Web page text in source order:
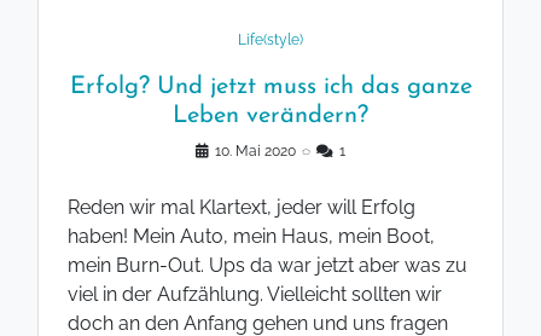
Life(style)
Erfolg? Und jetzt muss ich das ganze
Leben verändern?
10. Mai 2020 ◌ 1
Reden wir mal Klartext, jeder will Erfolg
haben! Mein Auto, mein Haus, mein Boot,
mein Burn-Out. Ups da war jetzt aber was zu
viel in der Aufzählung. Vielleicht sollten wir
doch an den Anfang gehen und uns fragen